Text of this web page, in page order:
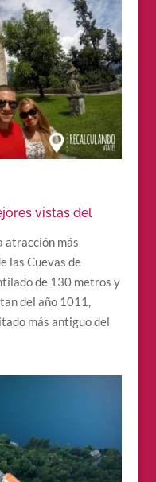
vistas del
atracción más
las Cuevas de
de 130 metros y
del año 1011,
más antiguo del